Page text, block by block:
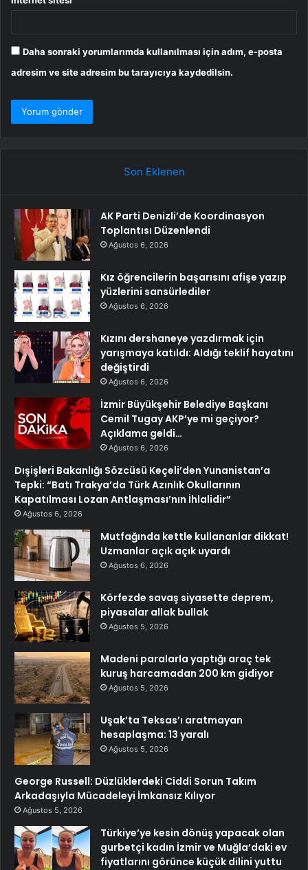
Daha sonraki yorumlarımda kullanılması için adım, e-posta
adresim ve site adresim bu tarayıcıya kaydedilsin.
Son Eklenen
AK Parti Denizli’de Koordinasyon
Toplantısı Düzenlendi
Ağustos 6, 2026
Kız öğrencilerin başarısını afişe yazıp
yüzlerini sansürlediler
Ağustos 6, 2026
Kızını dershaneye yazdırmak için
yarışmaya katıldı: Aldığı teklif hayatını
değiştirdi
Ağustos 6, 2026
İzmir Büyükşehir Belediye Başkanı
Cemil Tugay AKP’ye mi geçiyor?
Açıklama geldi…
Ağustos 6, 2026
Dışişleri Bakanlığı Sözcüsü Keçeli’den Yunanistan’a
Tepki: “Batı Trakya’da Türk Azınlık Okullarının
Kapatılması Lozan Antlaşması’nın İhlalidir”
Ağustos 6, 2026
Mutfağında kettle kullananlar dikkat!
Uzmanlar açık açık uyardı
Ağustos 6, 2026
Körfezde savaş siyasette deprem,
piyasalar allak bullak
Ağustos 5, 2026
Madeni paralarla yaptığı araç tek
kuruş harcamadan 200 km gidiyor
Ağustos 5, 2026
Uşak’ta Teksas’ı aratmayan
hesaplaşma: 13 yaralı
Ağustos 5, 2026
George Russell: Düzlüklerdeki Ciddi Sorun Takım
Arkadaşıyla Mücadeleyi İmkansız Kılıyor
Ağustos 5, 2026
Türkiye’ye kesin dönüş yapacak olan
gurbetçi kadın İzmir ve Muğla’daki ev
fiyatlarını görünce küçük dilini yuttu